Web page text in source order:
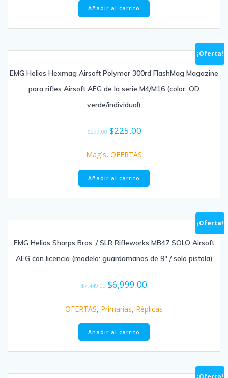
Añadir al carrito
¡Oferta!
EMG Helios Hexmag Airsoft Polymer 300rd FlashMag Magazine
para rifles Airsoft AEG de la serie M4/M16 (color: OD
verde/individual)
$299.00 $225.00
Mag´s, OFERTAS
Añadir al carrito
¡Oferta!
EMG Helios Sharps Bros. / SLR Rifleworks MB47 SOLO Airsoft
AEG con licencia (modelo: guardamanos de 9″ / solo pistola)
$7,449.00 $6,999.00
OFERTAS, Primarias, Réplicas
Añadir al carrito